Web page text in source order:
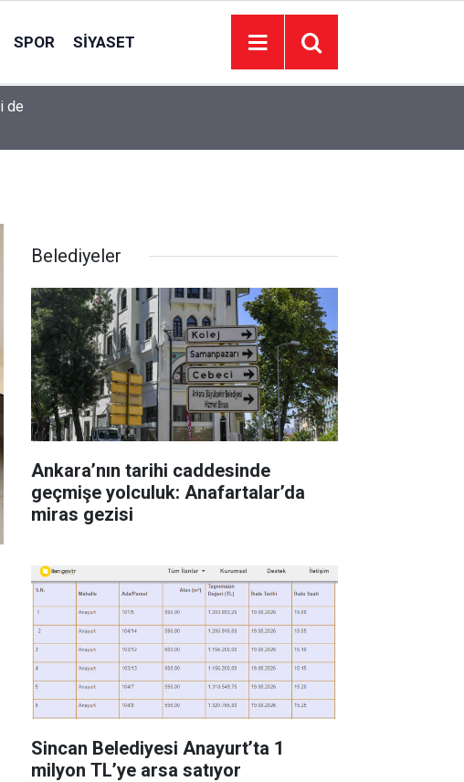
SPOR SIYASET
Belediyeler
Ankara’nın tarihi caddesinde
geçmişe yolculuk: Anafartalar’da
miras gezisi
Sincan Belediyesi Anayurt’ta 1
milyon TL’ye arsa satıyor